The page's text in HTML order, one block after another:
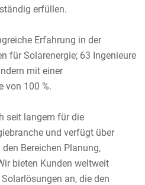
erfüllen.
Erfahrung in der
für Solarenergie; 63 Ingenieure
mit einer
von 100 %.
seit langem für die
und verfügt über
Bereichen Planung,
bieten Kunden weltweit
an, die den